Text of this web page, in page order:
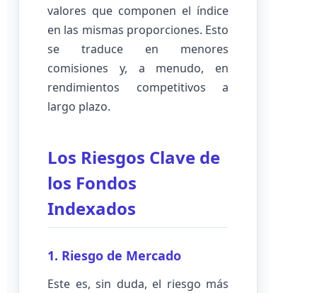
valores que componen el índice
en las mismas proporciones. Esto
se traduce en menores
comisiones y, a menudo, en
rendimientos competitivos a
largo plazo.
Los Riesgos Clave de
los Fondos
Indexados
1. Riesgo de Mercado
Este es, sin duda, el riesgo más